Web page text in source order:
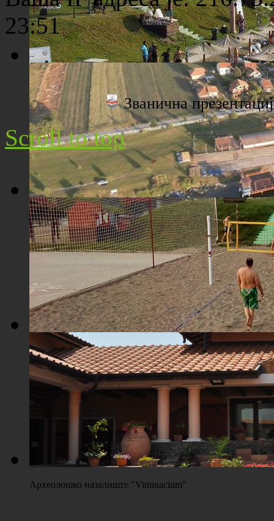
Плажа "Топољар" - Поглед са торња
Плажа "Топољар" - Поглед из ваздуха
Плажа "Топољар" - Терени на песку
Археолошко назалиште "Viminacium"
23:51
Званична
Scroll to top